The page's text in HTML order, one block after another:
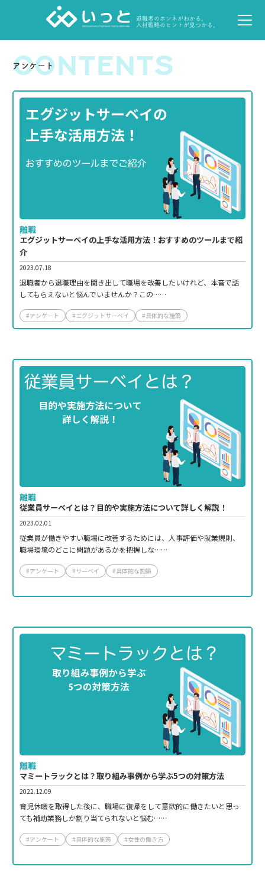
退職者のホンネがわかる。
人材戦略のヒントが見つかる。
アンケート
CONTENTS
離職
エグジットサーベイの上手な活用方法！おすすめのツールまで紹
介
2023.07.18
退職者から退職理由を聞き出して職場を改善したいけれど、本音で話
してもらえないと悩んでいませんか？この……
#アンケート #エグジットサーベイ #具体的な施策
離職
従業員サーベイとは？目的や実施方法について詳しく解説！
2023.02.01
従業員が働きやすい職場に改善するためには、人事評価や就業規則、
職場環境のどこに問題があるかを把握しな……
#アンケート #サーベイ #具体的な施策
離職
マミートラックとは？取り組み事例から学ぶ5つの対策方法
2022.12.09
育児休暇を取得した後に、職場に復帰をして意欲的に働きたいと思っ
ても補助業務しか割り当てられないと悩む……
#アンケート #具体的な施策 #女性の働き方